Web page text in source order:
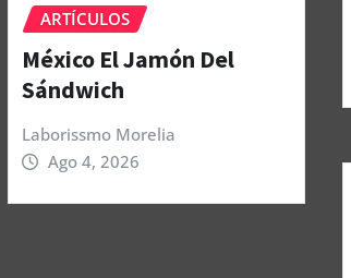
ARTÍCULOS
México El Jamón Del
Sándwich
Laborissmo Morelia
Ago 4, 2026